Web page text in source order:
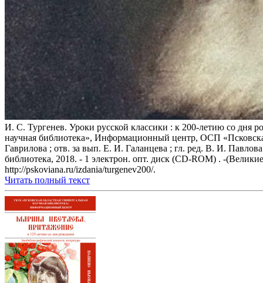
И. С. Тургенев. Уроки русской классики : к 200-летию со дня
научная библиотека», Информационный центр, ОСП
Гаврилова ; отв. за вып. Е. И. Галанцева ; гл. ред. В. И.
библиотека, 2018. - 1 электрон. опт. диск (CD-ROM) . -
http://pskoviana.ru/izdania/turgenev200/.
Читать полный текст